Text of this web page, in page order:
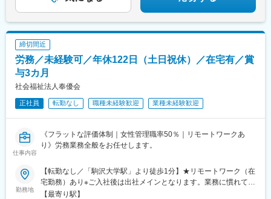
締切間近
労務／未経験可／年休122日（土日祝休）／在宅有／賞
与3カ月
社会福祉法人奉優会
正社員 転勤なし 職種未経験歓迎 業種未経験歓迎
仕事内容
《フラットな評価体制｜女性管理職率50％｜リモートワークあ
り》労務業務全般をお任せします。
勤務地
【転勤なし／「駒沢大学駅」より徒歩1分】★リモートワーク（在
宅勤務）あり※ご入社後は出社メインとなります。業務に慣れてき
たら（2～3カ月後）週2回ほどリモート勤務となります。＜本社
【最寄り駅】